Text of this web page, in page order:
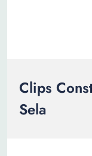
Clips
Sela